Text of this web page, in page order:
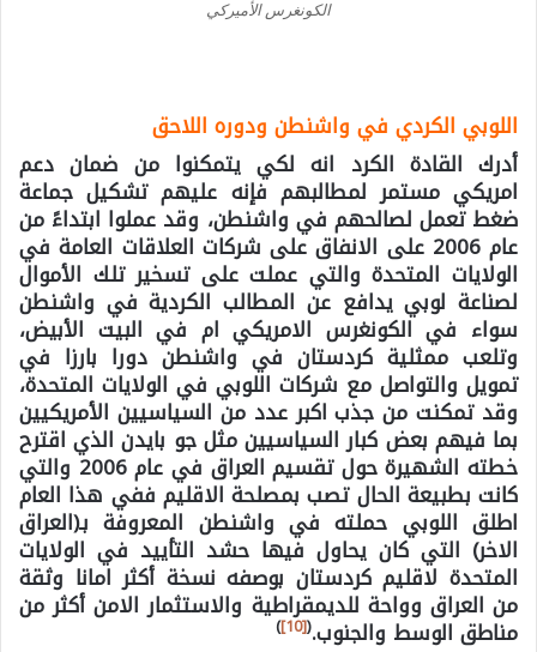
الكونغرس الأميركي
اللوبي الكردي في واشنطن ودوره اللاحق
أدرك القادة الكرد انه لكي يتمكنوا من ضمان دعم
امريكي مستمر لمطالبهم فإنه عليهم تشكيل جماعة
ضغط تعمل لصالحهم في واشنطن، وقد عملوا ابتداءً من
عام 2006 على الانفاق على شركات العلاقات العامة في
الولايات المتحدة والتي عملت على تسخير تلك الأموال
لصناعة لوبي يدافع عن المطالب الكردية في واشنطن
سواء في الكونغرس الامريكي ام في البيت الأبيض،
وتلعب ممثلية كردستان في واشنطن دورا بارزا في
تمويل والتواصل مع شركات اللوبي في الولايات المتحدة،
وقد تمكنت من جذب اكبر عدد من السياسيين الأمريكيين
بما فيهم بعض كبار السياسيين مثل جو بايدن الذي اقترح
خطته الشهيرة حول تقسيم العراق في عام 2006 والتي
كانت بطبيعة الحال تصب بمصلحة الاقليم ففي هذا العام
اطلق اللوبي حملته في واشنطن المعروفة بـ(العراق
الاخر) التي كان يحاول فيها حشد التأييد في الولايات
المتحدة لاقليم كردستان بوصفه نسخة أكثر امانا وثقة
من العراق وواحة للديمقراطية والاستثمار الامن أكثر من
مناطق الوسط والجنوب.(
[10]
)